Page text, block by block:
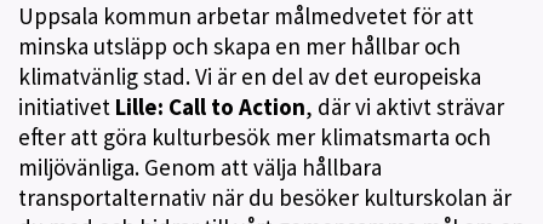
Uppsala kommun arbetar målmedvetet för att
minska utsläpp och skapa en mer hållbar och
klimatvänlig stad. Vi är en del av det europeiska
initiativet Lille: Call to Action, där vi aktivt strävar
efter att göra kulturbesök mer klimatsmarta och
miljövänliga. Genom att välja hållbara
transportalternativ när du besöker kulturskolan är